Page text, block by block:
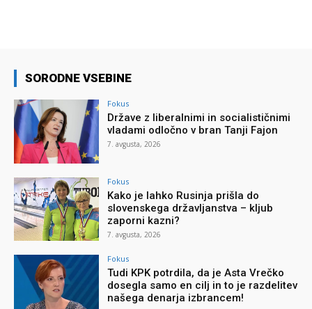
SORODNE VSEBINE
Fokus
Države z liberalnimi in socialističnimi
vladami odločno v bran Tanji Fajon
7. avgusta, 2026
Fokus
Kako je lahko Rusinja prišla do
slovenskega državljanstva – kljub
zaporni kazni?
7. avgusta, 2026
Fokus
Tudi KPK potrdila, da je Asta Vrečko
dosegla samo en cilj in to je razdelitev
našega denarja izbrancem!